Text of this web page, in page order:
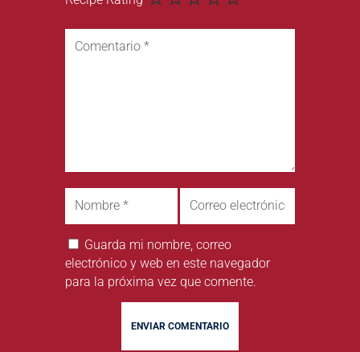
Guarda mi nombre, correo
electrónico y web en este navegador
para la próxima vez que comente.
ENVIAR COMENTARIO